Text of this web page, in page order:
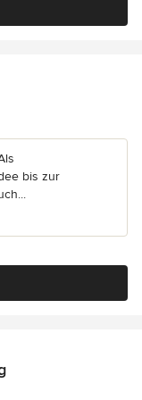
bis zur